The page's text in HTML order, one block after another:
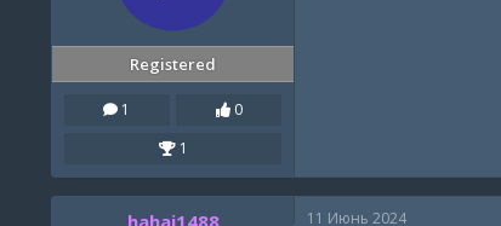
Registered
1
0
1
hahaj1488 11 Июнь 2024